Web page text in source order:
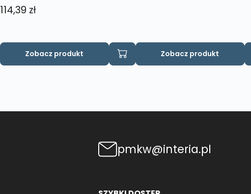
114,39 zł
Zobacz produkt Zobacz produkt
pmkw@interia.pl